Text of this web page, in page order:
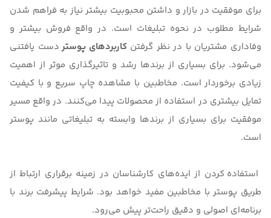
برای موفقیت در بازار و داشتن محبوبیت بیشتر نیاز به فراهم شدن
شرایط مطلوب در نحوه تبلیغات است. در واقع فروش بیشتر و
وفاداری مشتریان با در نظر گرفتنکاربردهای پوستر دست یافتنی
می‌شود. برای بسیاری از برندها رشد و تاثیرگذاری موثر از اهمیت
زیادی برخوردار است. مخاطبین با مشاهده چاپ سریع و با کیفیت
تمایل بیشتری در استفاده از محصولات پیدا می‌کنند. در واقع مسیر
موفقیت برای بسیاری از برندها وابسته به تبلیغاتی مانند پوستر
است.
استفاده کردن از ایده‌های کارشناسان در زمینه برقراری ارتباط از
طریق پوستر با مخاطبین مفید خواهد بود. شرایط پیشرفت برند با
برنامه‌ای اصولی و دقیق راحت‌تر پیش می‌رود.